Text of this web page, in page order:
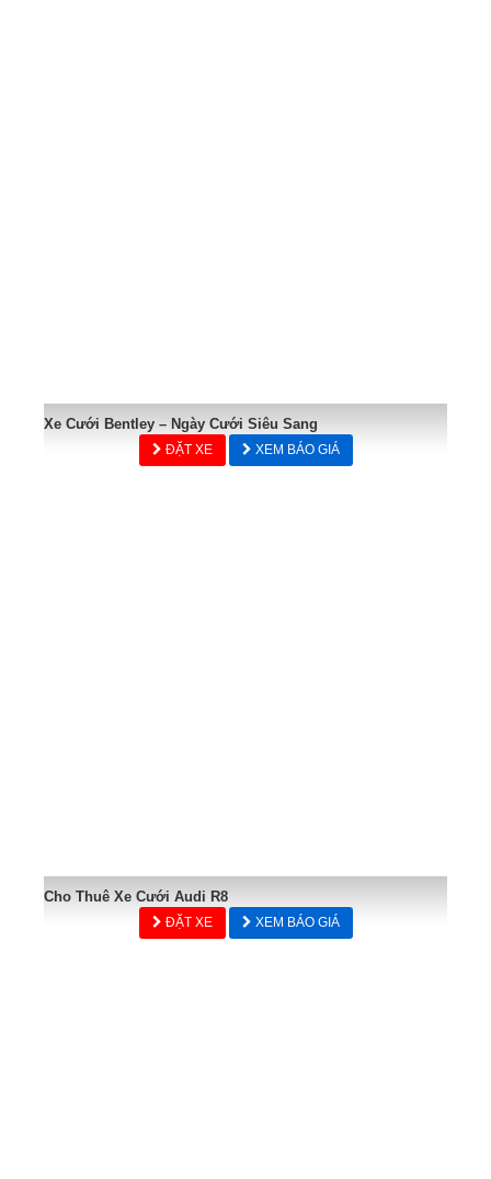
Xe Cưới Bentley – Ngày Cưới Siêu Sang
ĐẶT XE XEM BÁO GIÁ
Cho Thuê Xe Cưới Audi R8
ĐẶT XE XEM BÁO GIÁ